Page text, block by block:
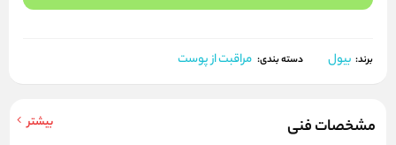
برند: بیول دسته بندی: مراقبت از پوست
مشخصات فنی بیشتر